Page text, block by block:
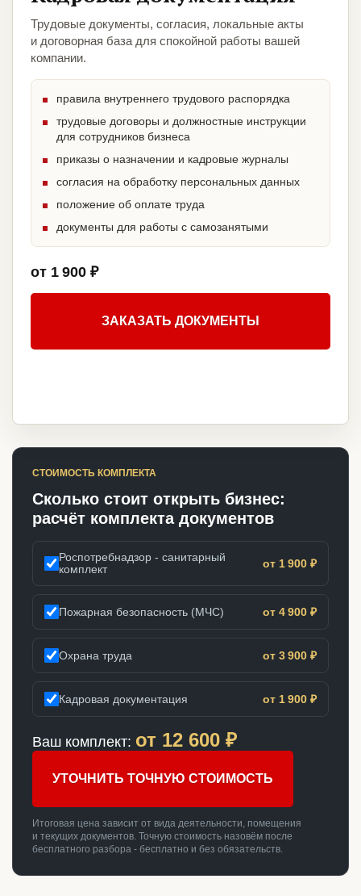
Трудовые документы, согласия, локальные акты
и договорная база для спокойной работы вашей
компании.
правила внутреннего трудового распорядка
трудовые договоры и должностные инструкции
для сотрудников бизнеса
приказы о назначении и кадровые журналы
согласия на обработку персональных данных
положение об оплате труда
документы для работы с самозанятыми
от 1 900 ₽
ЗАКАЗАТЬ ДОКУМЕНТЫ
СТОИМОСТЬ КОМПЛЕКТА
Сколько стоит открыть бизнес:
расчёт комплекта документов
Роспотребнадзор - санитарный
комплект
от 1 900 ₽
Пожарная безопасность (МЧС) от 4 900 ₽
Охрана труда от 3 900 ₽
Кадровая документация от 1 900 ₽
Ваш комплект: от 12 600 ₽
УТОЧНИТЬ ТОЧНУЮ СТОИМОСТЬ
Итоговая цена зависит от вида деятельности, помещения
и текущих документов. Точную стоимость назовём после
бесплатного разбора - бесплатно и без обязательств.